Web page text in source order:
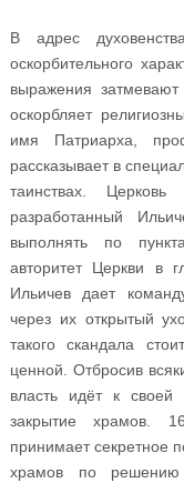
В адрес
оскорбительного
выражения
оскорбляет
имя Патриарха,
рассказывает в
таинствах.
разработанный
выполнять по
авторитет Церкви в
Ильичев дает
через их открытый
такого скандала
ценной. Отбросив
власть идёт к своей
закрытие храмов.
принимает секретное
храмов по решению